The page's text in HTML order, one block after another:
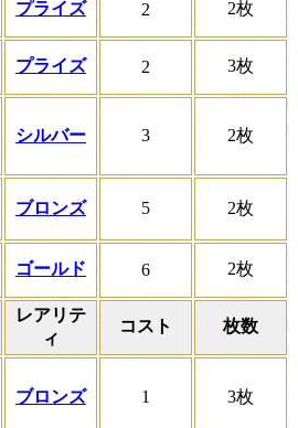
プライズ 2 2枚
プライズ 2 3枚
シルバー 3 2枚
ブロンズ 5 2枚
ゴールド 6 2枚
レアリテ
ィ
コスト 枚数
ブロンズ 1 3枚